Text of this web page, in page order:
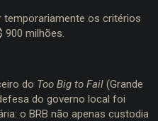
temporariamente os critérios
milhões.
do Too Big to Fail (Grande
do governo local foi
o BRB não apenas custodia